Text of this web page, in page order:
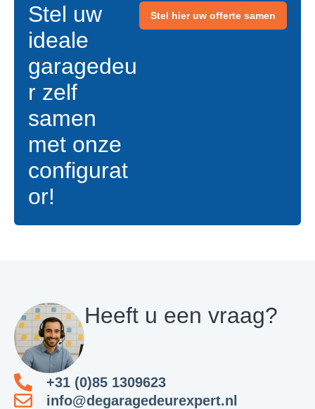
Stel uw
ideale
garagedeu
r zelf
samen
met onze
configurat
or!
Stel hier uw offerte samen
Heeft u een vraag?
+31 (0)85 1309623
info@degaragedeurexpert.nl